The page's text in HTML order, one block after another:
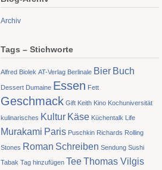
Archiv
Tags – Stichworte
Alfred Biolek AT-Verlag Berlinale Bier Buch
Dessert Dumaine Essen Fett
Geschmack Gift Keith Kino Kochuniversität
kulinarisches Kultur Käse Küchentalk Life
Murakami Paris Puschkin Richards Rolling
Stones Roman Schreiben Sendung Sushi
Tabak Tag hinzufügen TeeThomas Vilgis